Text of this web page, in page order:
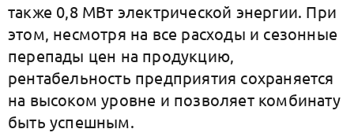
также 0,8 МВт электрической энергии. При
этом, несмотря на все расходы и сезонные
перепады цен на продукцию,
рентабельность предприятия сохраняется
на высоком уровне и позволяет комбинату
быть успешным.